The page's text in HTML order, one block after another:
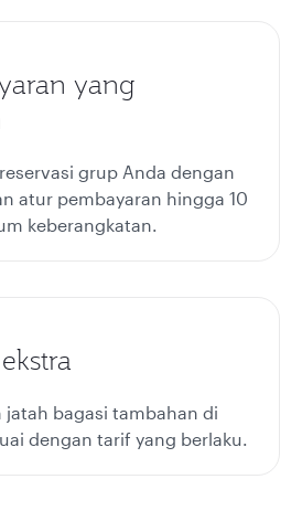
yang
grup Anda dengan
atur pembayaran hingga 10
keberangkatan.
jatah bagasi tambahan di
dengan tarif yang berlaku.